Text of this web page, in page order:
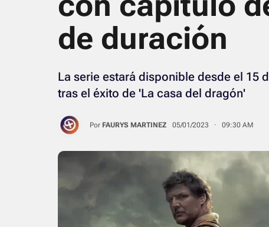
de duración
La serie estará disponible desde el 15
tras el éxito de 'La casa del dragón'
Por FAURYS MARTINEZ 05/01/2023 · 09:30 AM